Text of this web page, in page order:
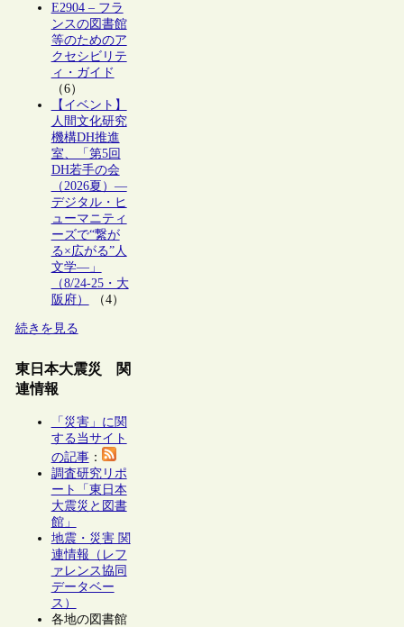
E2904 – フラ
ンスの図書館
等のためのア
クセシビリテ
ィ・ガイド
（6）
【イベント】
人間文化研究
機構DH推進
室、「第5回
DH若手の会
（2026夏）―
デジタル・ヒ
ューマニティ
ーズで“繋が
る×広がる”人
文学―」
（8/24-25・大
阪府）
（4）
続きを見る
東日本大震災 関
連情報
「災害」に関
する当サイト
の記事：
調査研究リポ
ート「東日本
大震災と図書
館」
地震・災害 関
連情報（レフ
ァレンス協同
データベー
ス）
各地の図書館